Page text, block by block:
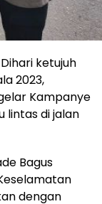
Dihari ketujuh
2023,
Kampanye
lintas di jalan
Bagus
dengan